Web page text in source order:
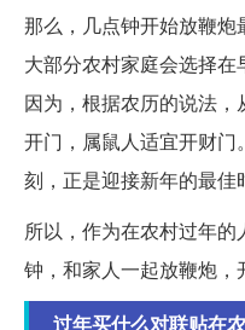
那么，几点钟开始放鞭炮
大部分农村家庭会选择
因为，根据农历的说法
开门，属鼠人适宜开财
刻，正是迎接新年的最佳
所以，作为在农村过年
钟，和家人一起放鞭炮，
过年买什么对联贴在